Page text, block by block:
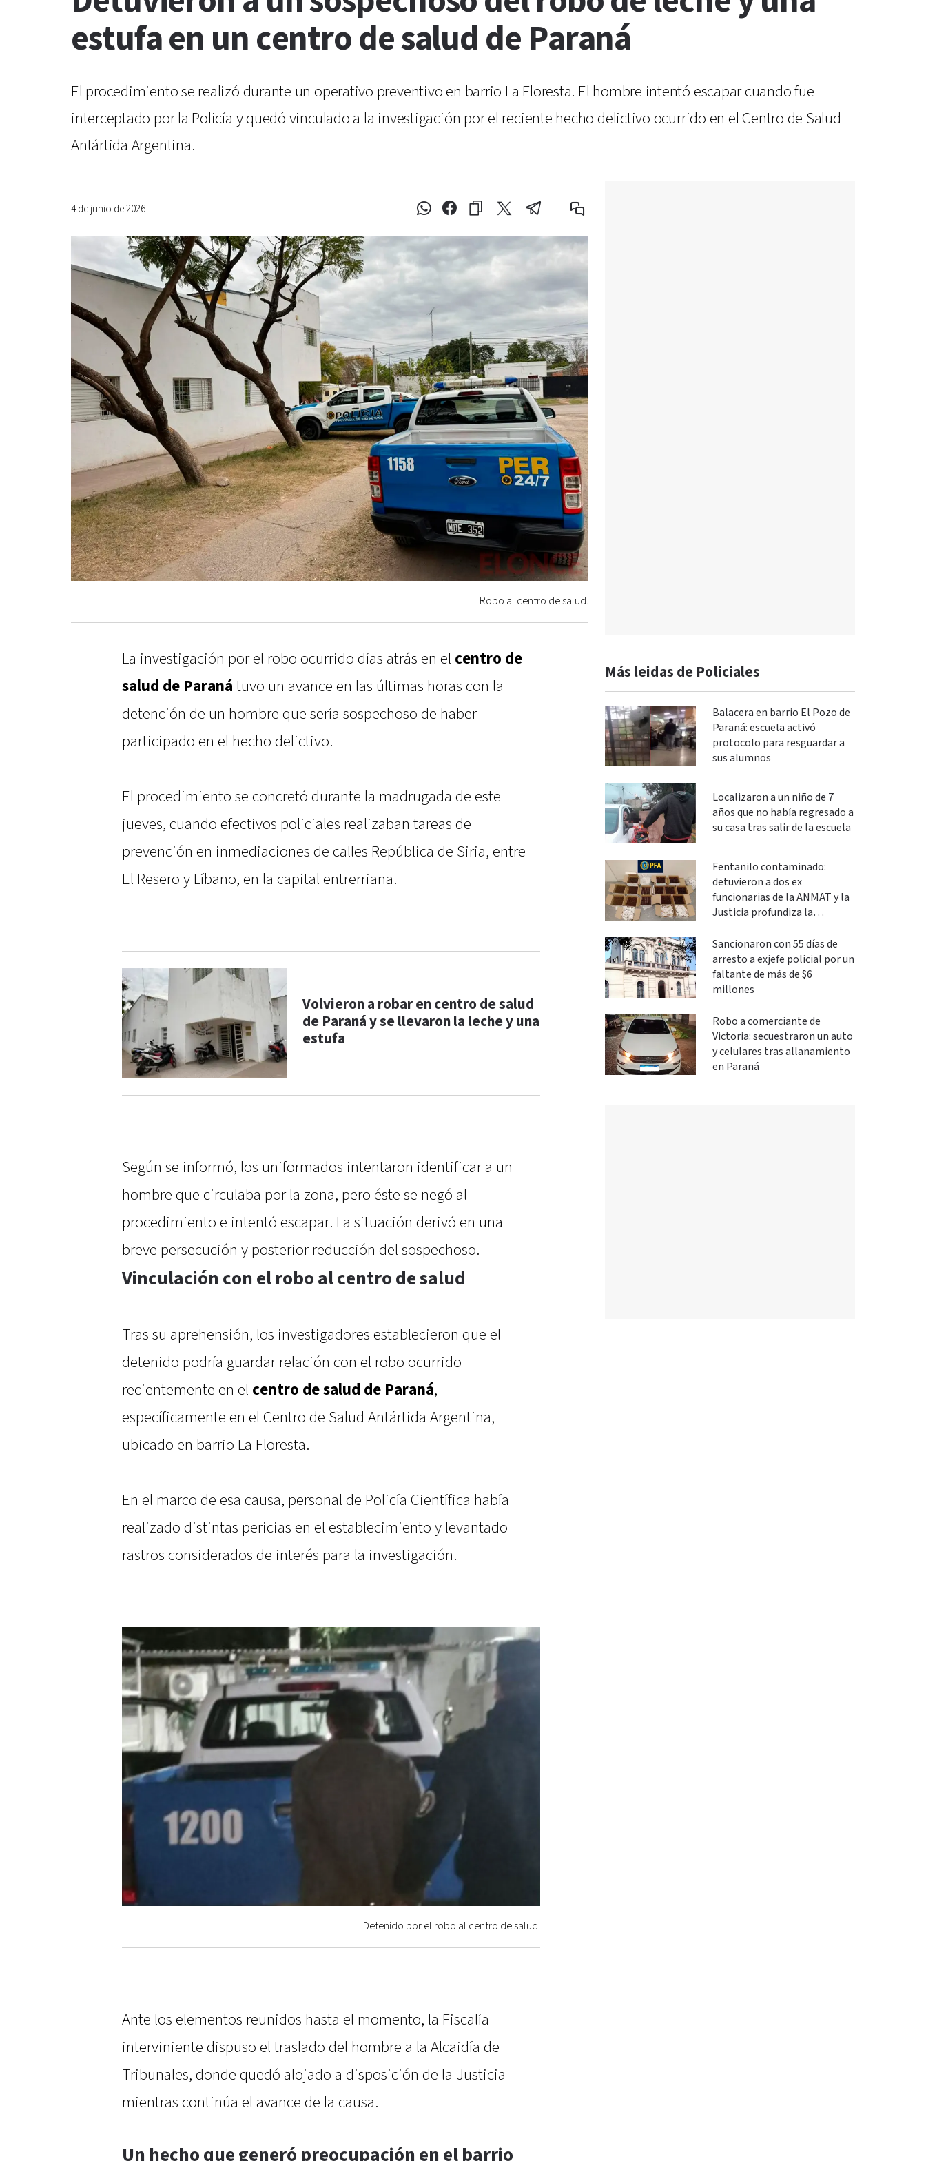
estufa en un centro de salud de Paraná
El procedimiento se realizó durante un operativo preventivo en barrio La Floresta. El hombre intentó escapar cuando fue
interceptado por la Policía y quedó vinculado a la investigación por el reciente hecho delictivo ocurrido en el Centro de Salud
Antártida Argentina.
4 de junio de 2026
Robo al centro de salud.
La investigación por el robo ocurrido días atrás en el centro de
salud de Paraná tuvo un avance en las últimas horas con la
detención de un hombre que sería sospechoso de haber
participado en el hecho delictivo.
El procedimiento se concretó durante la madrugada de este
jueves, cuando efectivos policiales realizaban tareas de
prevención en inmediaciones de calles República de Siria, entre
El Resero y Líbano, en la capital entrerriana.
Volvieron a robar en centro de salud
de Paraná y se llevaron la leche y una
estufa
Según se informó, los uniformados intentaron identificar a un
hombre que circulaba por la zona, pero éste se negó al
procedimiento e intentó escapar. La situación derivó en una
breve persecución y posterior reducción del sospechoso.
Vinculación con el robo al centro de salud
Tras su aprehensión, los investigadores establecieron que el
detenido podría guardar relación con el robo ocurrido
recientemente en el centro de salud de Paraná,
específicamente en el Centro de Salud Antártida Argentina,
ubicado en barrio La Floresta.
En el marco de esa causa, personal de Policía Científica había
realizado distintas pericias en el establecimiento y levantado
rastros considerados de interés para la investigación.
Detenido por el robo al centro de salud.
Ante los elementos reunidos hasta el momento, la Fiscalía
interviniente dispuso el traslado del hombre a la Alcaidía de
Tribunales, donde quedó alojado a disposición de la Justicia
mientras continúa el avance de la causa.
Un hecho que generó preocupación en el barrio
Más leidas de Policiales
Balacera en barrio El Pozo de
Paraná: escuela activó
protocolo para resguardar a
sus alumnos
Localizaron a un niño de 7
años que no había regresado a
su casa tras salir de la escuela
Fentanilo contaminado:
detuvieron a dos ex
funcionarias de la ANMAT y la
Justicia profundiza la
Sancionaron con 55 días de
arresto a exjefe policial por un
faltante de más de $6
millones
Robo a comerciante de
Victoria: secuestraron un auto
y celulares tras allanamiento
en Paraná